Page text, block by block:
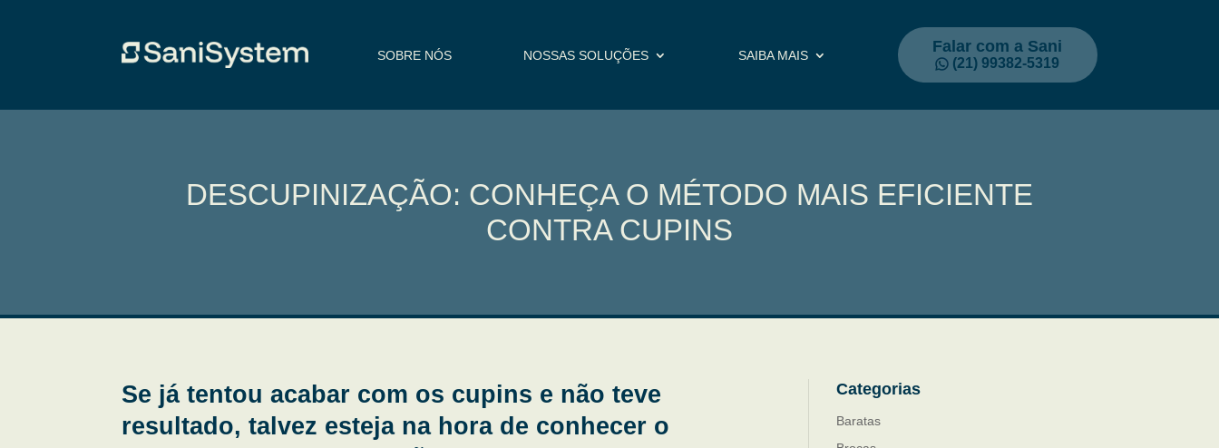
SOBRE NÓS NOSSAS SOLUÇÕES SAIBA MAIS Falar com a Sani
(21) 99382-5319
DESCUPINIZAÇÃO: CONHEÇA O MÉTODO MAIS EFICIENTE
CONTRA CUPINS
Se já tentou acabar com os cupins e não teve
resultado, talvez esteja na hora de conhecer o
Categorias
Baratas